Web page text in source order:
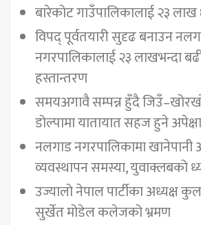
बारेकोट गाउँपालिकालाई २३
विपद् पूर्वतयारी सुदृढ बनाउन
नगरपालिकालाई २३ लाखभन्दा
हस्तान्तरण
समयअगावै सम्पन्न हुँदै
डोल्पामा यातायात सहज हुने अपेक्षा
नलगाड नगरपालिकामा खानेपानी
व्यवस्थापन समस्या, युवाक्लबको
उज्यालो नेपाल पार्टीका अध्यक्ष
सुर्खेत मोडेल कलेजको भ्रमण